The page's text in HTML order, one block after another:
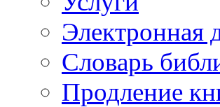
Электронная
Словарь
Продление